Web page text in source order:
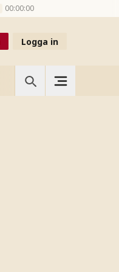
00:00:00
Logga in